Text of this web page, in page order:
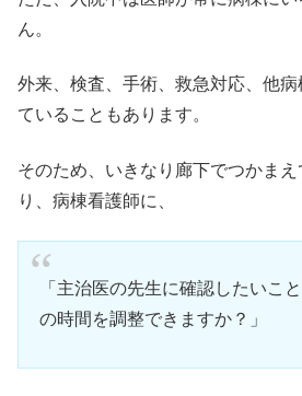
ん。
外来、検査、手術、救急対応、他
ていることもあります。
そのため、いきなり廊下でつかま
り、病棟看護師に、
「主治医の先生に確認したいこ
の時間を調整できますか？」